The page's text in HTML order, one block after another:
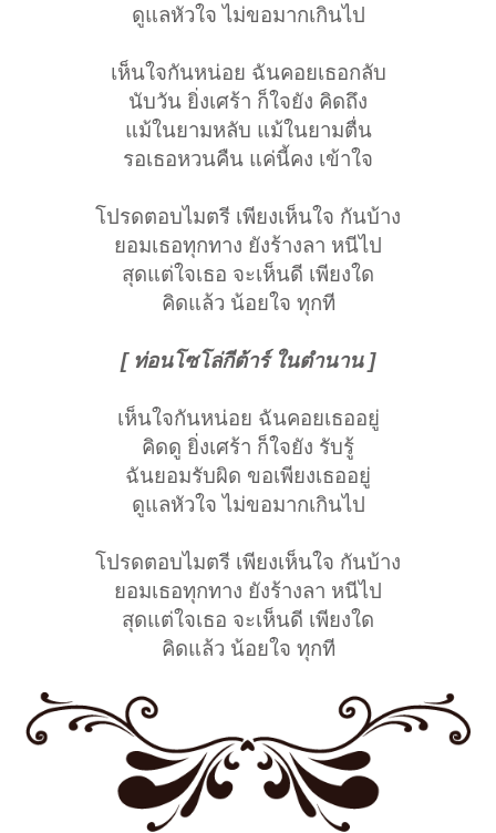
ดูแลหัวใจ ไม่ขอมากเกินไป
เห็นใจกันหน่อย ฉันคอยเธอกลับ
นับวัน ยิ่งเศร้า ก็ใจยัง คิดถึง
แม้ในยามหลับ แม้ในยามตื่น
รอเธอหวนคืน แค่นี้คง เข้าใจ
โปรดตอบไมตรี เพียงเห็นใจ กันบ้าง
ยอมเธอทุกทาง ยังร้างลา หนีไป
สุดแต่ใจเธอ จะเห็นดี เพียงใด
คิดแล้ว น้อยใจ ทุกที
[ ท่อนโซโล่กีต้าร์ ในตำนาน ]
เห็นใจกันหน่อย ฉันคอยเธออยู่
คิดดู ยิ่งเศร้า ก็ใจยัง รับรู้
ฉันยอมรับผิด ขอเพียงเธออยู่
ดูแลหัวใจ ไม่ขอมากเกินไป
โปรดตอบไมตรี เพียงเห็นใจ กันบ้าง
ยอมเธอทุกทาง ยังร้างลา หนีไป
สุดแต่ใจเธอ จะเห็นดี เพียงใด
คิดแล้ว น้อยใจ ทุกที